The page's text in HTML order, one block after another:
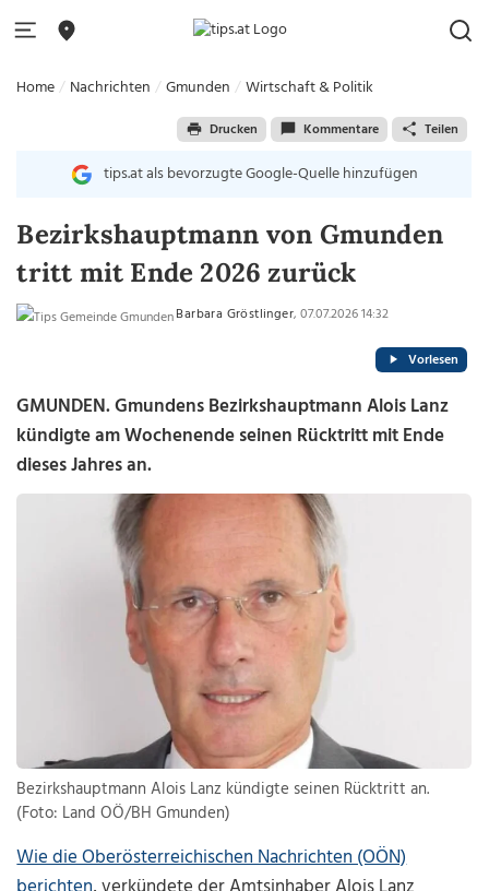
Home Nachrichten Gmunden Wirtschaft & Politik
Drucken Kommentare Teilen
tips.at als bevorzugte Google-Quelle hinzufügen
Bezirkshauptmann von Gmunden
tritt mit Ende 2026 zurück
Barbara Gröstlinger, 07.07.2026 14:32
Vorlesen
GMUNDEN. Gmundens Bezirkshauptmann Alois Lanz
kündigte am Wochenende seinen Rücktritt mit Ende
dieses Jahres an.
Bezirkshauptmann Alois Lanz kündigte seinen Rücktritt an.
(Foto: Land OÖ/BH Gmunden)
Wie die Oberösterreichischen Nachrichten (OÖN)